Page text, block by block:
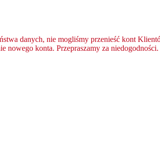
danych, nie mogliśmy przenieść kont
nowego konta. Przepraszamy za niedogodności.